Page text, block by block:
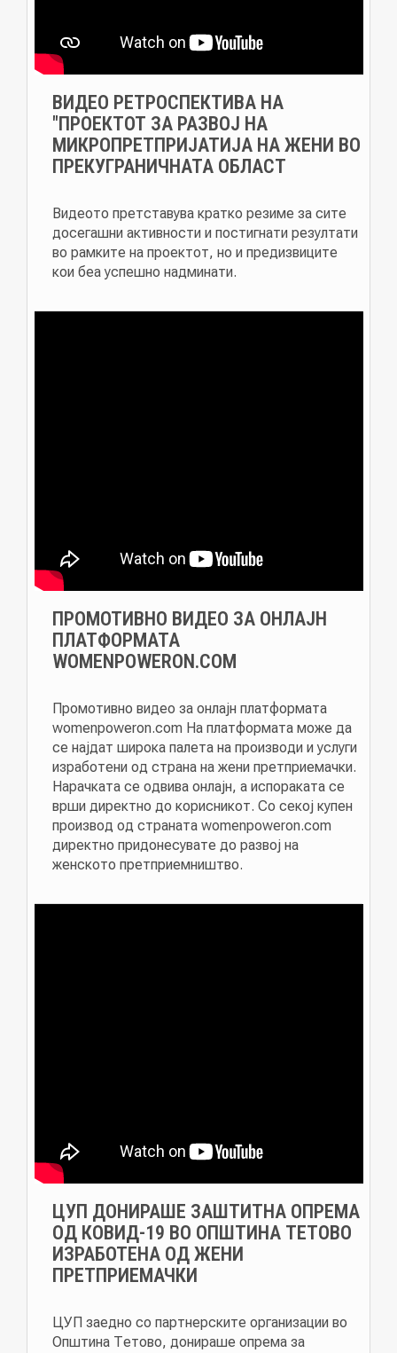
ВИДЕО РЕТРОСПЕКТИВА НА
"ПРОЕКТОТ ЗА РАЗВОЈ НА
МИКРОПРЕТПРИЈАТИЈА НА ЖЕНИ ВО
ПРЕКУГРАНИЧНАТА ОБЛАСТ
Видеото претставува кратко резиме за сите
досегашни активности и постигнати резултати
во рамките на проектот, но и предизвиците
кои беа успешно надминати.
ПРОМОТИВНО ВИДЕО ЗА ОНЛАЈН
ПЛАТФОРМАТА
WOMENPOWERON.COM
Промотивно видео за онлајн платформата
womenpoweron.com На платформата може да
се најдат широка палета на производи и услуги
изработени од страна на жени претприемачки.
Нарачката се одвива онлајн, а испораката се
врши директно до корисникот. Со секој купен
производ од страната womenpoweron.com
директно придонесувате до развој на
женското претприемништво.
ЦУП ДОНИРАШЕ ЗАШТИТНА ОПРЕМА
ОД КОВИД-19 ВО ОПШТИНА ТЕТОВО
ИЗРАБОТЕНА ОД ЖЕНИ
ПРЕТПРИЕМАЧКИ
ЦУП заеднo со партнерските организации во
Општина Тетово, донираше опрема за